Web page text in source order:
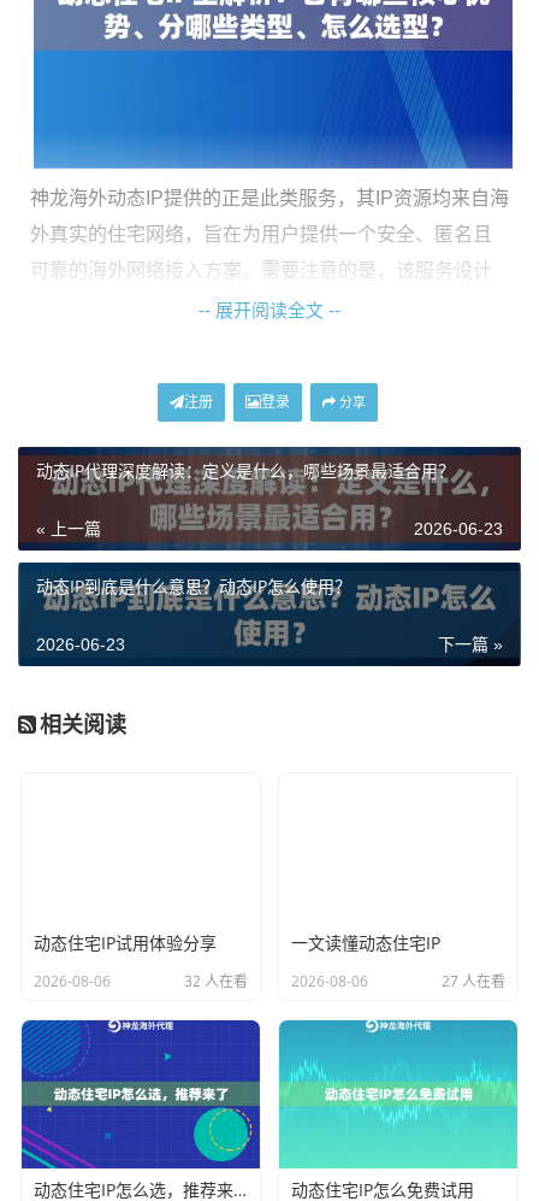
神龙海外动态IP提供的正是此类服务，其IP资源均来自海
外真实的住宅网络，旨在为用户提供一个安全、匿名且
可靠的海外网络接入方案。需要注意的是，该服务设计
用于大陆以外的网络环境。
独特价值。它的核心优势可以概括为以下几点：
1. 极高的环境可信度与匿名性：这是住宅IP最根本的优
势。由于IP地址直接关联到海外普通家庭网络，被目标
网站或平台识别为代理或机器行为的风险大大降低。这
对于需要维护账号安全、避免访问限制的业务至关重
要。
2. 精准的地理定位能力：
户可以根据业务需求，自定义IP的保持时间（例如1分钟
到数小时）。这种灵活性既满足了短期、高频任务需要
供足够长的连接时间，实现资源的高效利用。
4. 强大的业务承载与稳定性： 以神龙海外动态IP为例，
其企业级服务提供高达99.9%的连接成功率，并支持高并
发访问和不限流量消耗。这确保了数据采集、自动化营
-- 展开阅读全文 --
注册 登录 分享
动态IP代理深度解读：定义是什么，哪些场景最适合用？
« 上一篇 2026-06-23
动态IP到底是什么意思？动态IP怎么使用？
下一篇 »
2026-06-23
相关阅读
动态住宅IP试用体验分享
2026-08-06 32 人在看
一文读懂动态住宅IP
2026-08-06 27 人在看
动态住宅IP怎么选，推荐来了 动态住宅IP怎么免费试用